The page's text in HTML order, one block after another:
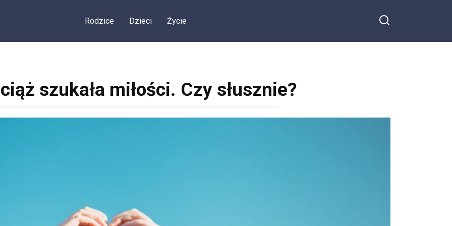
Rodzice Dzieci Życie
szukała miłości. Czy słusznie?